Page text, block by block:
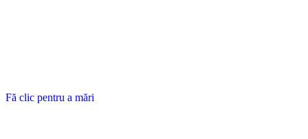
Fă clic pentru a mări